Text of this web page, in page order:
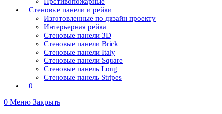
Стеновые панели и рейки
Изготовленные по дизайн проекту
Интерьерная рейка
Стеновые панели 3D
Стеновые панели Brick
Стеновые панели Italy
Стеновые панели Square
Стеновые панель Long
Стеновые панель Stripes
0
0 Меню Закрыть